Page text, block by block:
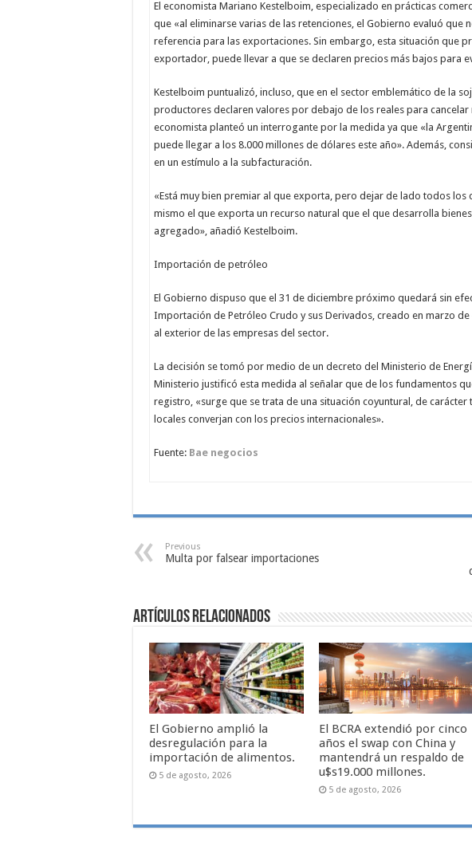
El economista Mariano Kestelboim, especializado en prácticas
que «al eliminarse varias de las retenciones, el Gobierno evaluó que
referencia para las exportaciones. Sin embargo, esta situación que
exportador, puede llevar a que se declaren precios más bajos para
Kestelboim puntualizó, incluso, que en el sector emblemático de la
productores declaren valores por debajo de los reales para cancelar
economista planteó un interrogante por la medida ya que «la
puede llegar a los 8.000 millones de dólares este año». Además,
en un estímulo a la subfacturación.
«Está muy bien premiar al que exporta, pero dejar de lado todos los
mismo el que exporta un recurso natural que el que desarrolla
agregado», añadió Kestelboim.
Importación de petróleo
El Gobierno dispuso que el 31 de diciembre próximo quedará sin
Importación de Petróleo Crudo y sus Derivados, creado en marzo
al exterior de las empresas del sector.
La decisión se tomó por medio de un decreto del Ministerio de
Ministerio justificó esta medida al señalar que de los fundamentos
registro, «surge que se trata de una situación coyuntural, de
locales converjan con los precios internacionales».
Fuente: Bae negocios
Previous
Multa por falsear importaciones
Artículos relacionados
El Gobierno amplió la
desregulación para la
importación de alimentos.
5 de agosto, 2026
El BCRA extendió por cinco
años el swap con China y
mantendrá un respaldo de
u$s19.000 millones.
5 de agosto, 2026